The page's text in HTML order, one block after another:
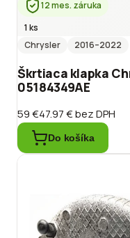
12 mes. záruka
1 ks
Chrysler
2016–2022
Škrtiaca klapka
05184349AE
59 €47.97 €bez DPH
Do košíka